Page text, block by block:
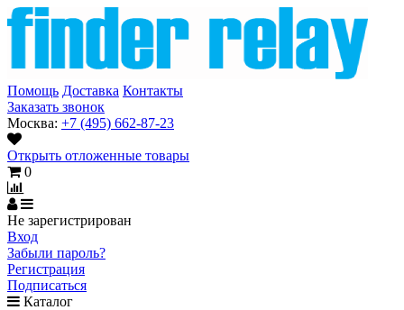
Помощь Доставка Контакты
Заказать звонок
Москва: +7 (495) 662-87-23
Открыть отложенные товары
0
Не зарегистрирован
Вход
Забыли пароль?
Регистрация
Подписаться
Каталог